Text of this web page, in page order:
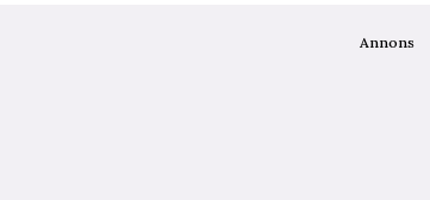
Annons